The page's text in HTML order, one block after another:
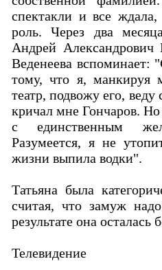
спектакли и все ждала,
роль. Через два
Андрей Александрович
Веденеева вспоминает:
тому, что я, манкируя
театр, подвожу его, веду
кричал мне Гончаров. Но
с единственным
Разумеется, я не
жизни выпила водки".
Татьяна была
считая, что замуж
результате она
Телевидение